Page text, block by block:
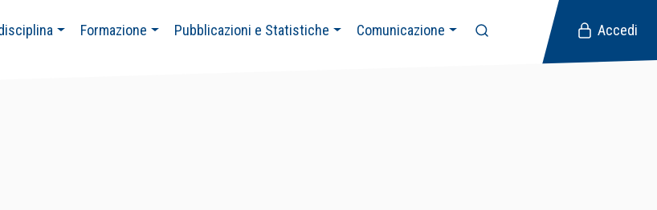
Accedi
Formazione Pubblicazioni e Statistiche Comunicazione